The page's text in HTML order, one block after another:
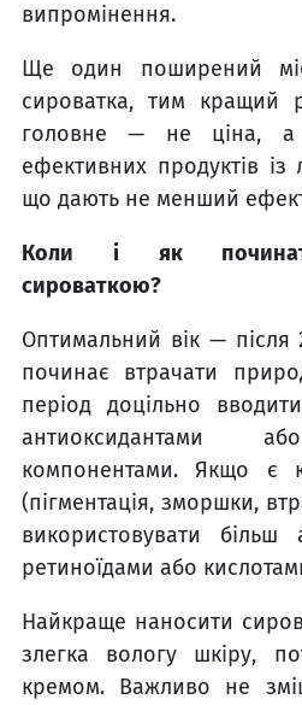
випромінення.
Ще один поширений
сироватка, тим кращий
головне — не ціна,
ефективних продуктів із
що дають не менший
Коли і як
сироваткою?
Оптимальний вік — після
починає втрачати
період доцільно
антиоксидантами
компонентами. Якщо є
(пігментація, зморшки,
використовувати
ретиноїдами або
Найкраще наносити
злегка вологу шкіру,
кремом. Важливо не